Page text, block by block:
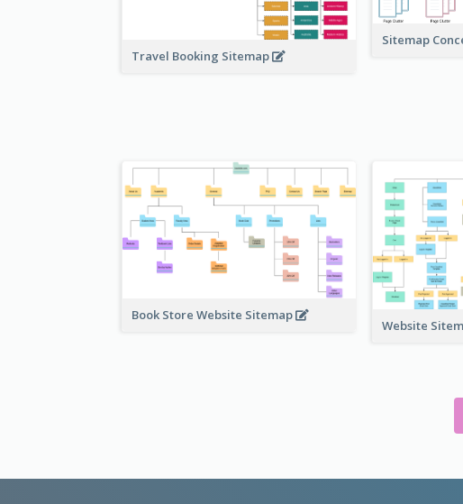
Travel Booking Sitemap
Sitemap
Book Store Website Sitemap
Website